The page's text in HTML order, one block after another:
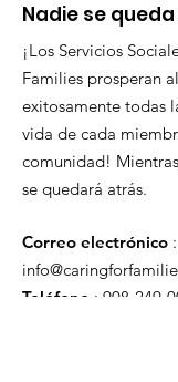
Nadie se
¡Los Servicios
Families prosperan
exitosamente todas
vida de cada
comunidad!
se quedará atrás.
Correo electrónico :
Teléfono : 908-249-